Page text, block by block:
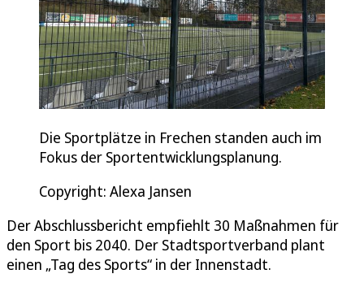
Die Sportplätze in Frechen standen auch im
Fokus der Sportentwicklungsplanung.
Copyright: Alexa Jansen
Der Abschlussbericht empfiehlt 30 Maßnahmen für
den Sport bis 2040. Der Stadtsportverband plant
einen „Tag des Sports“ in der Innenstadt.